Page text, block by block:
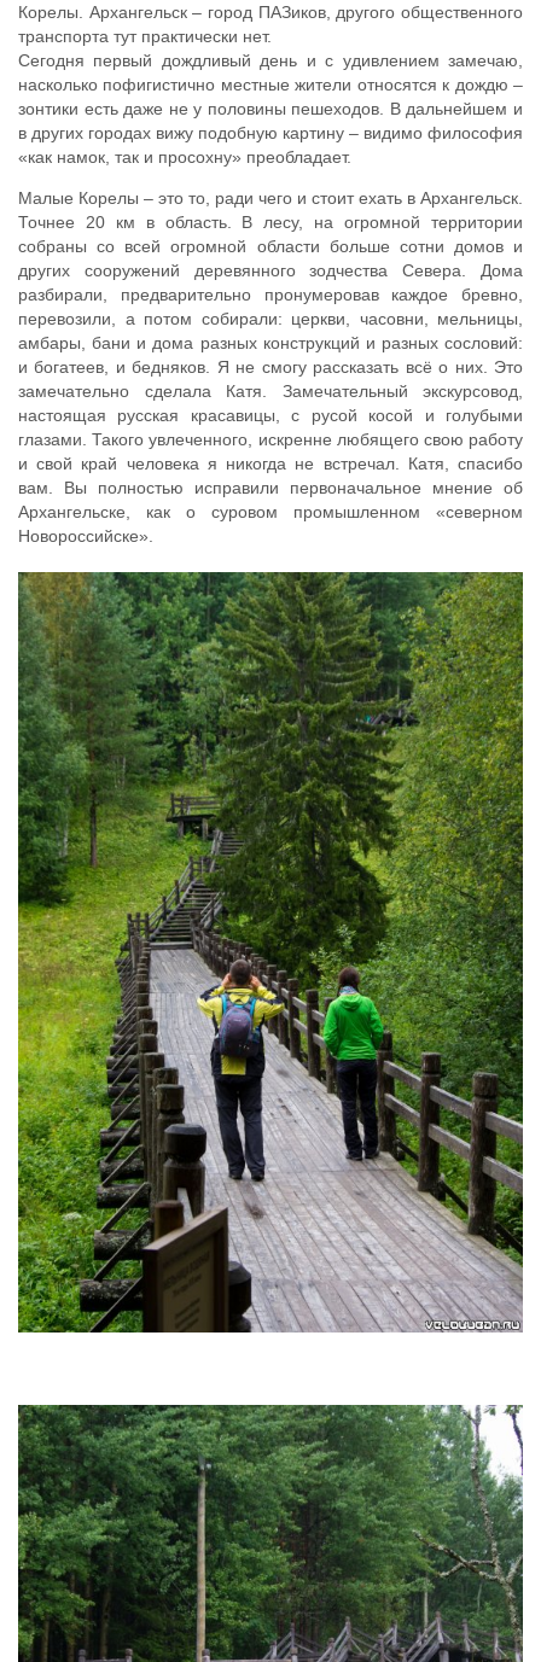
Корелы. Архангельск – город ПАЗиков, другого общественного
транспорта тут практически нет.
Сегодня первый дождливый день и с удивлением замечаю,
насколько пофигистично местные жители относятся к дождю –
зонтики есть даже не у половины пешеходов. В дальнейшем и
в других городах вижу подобную картину – видимо философия
«как намок, так и просохну» преобладает.
Малые Корелы – это то, ради чего и стоит ехать в Архангельск.
Точнее 20 км в область. В лесу, на огромной территории
собраны со всей огромной области больше сотни домов и
других сооружений деревянного зодчества Севера. Дома
разбирали, предварительно пронумеровав каждое бревно,
перевозили, а потом собирали: церкви, часовни, мельницы,
амбары, бани и дома разных конструкций и разных сословий:
и богатеев, и бедняков. Я не смогу рассказать всё о них. Это
замечательно сделала Катя. Замечательный экскурсовод,
настоящая русская красавицы, с русой косой и голубыми
глазами. Такого увлеченного, искренне любящего свою работу
и свой край человека я никогда не встречал. Катя, спасибо
вам. Вы полностью исправили первоначальное мнение об
Архангельске, как о суровом промышленном «северном
Новороссийске».